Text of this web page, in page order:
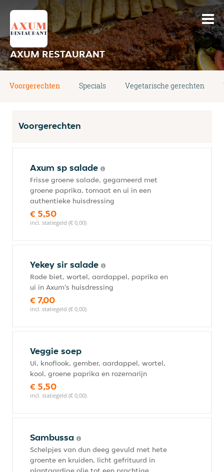
AXUM RESTAURANT
Voorgerechten Specials Vegetarische gerechten
Voorgerechten
Axum sp salade
Frisse groene salade, gegarneerd met
groene paprika, tomaat en ui in een
authentieke huisdressing
€ 5,50
incl. statiegeld (€ 0,00)
Yekey sir salade
Rode biet, wortel, aardappel, paprika en
ui in Axum's huisdressing
€ 7,00
incl. statiegeld (€ 0,00)
Veggie soep
Ui, knoflook, gember, aardappel, wortel,
kool, groene paprika en rozemarijn
€ 5,50
incl. statiegeld (€ 0,00)
Sambussa
Schelpjes van dun deeg gevuld met hete
groente en kruiden, licht gefrituurd in